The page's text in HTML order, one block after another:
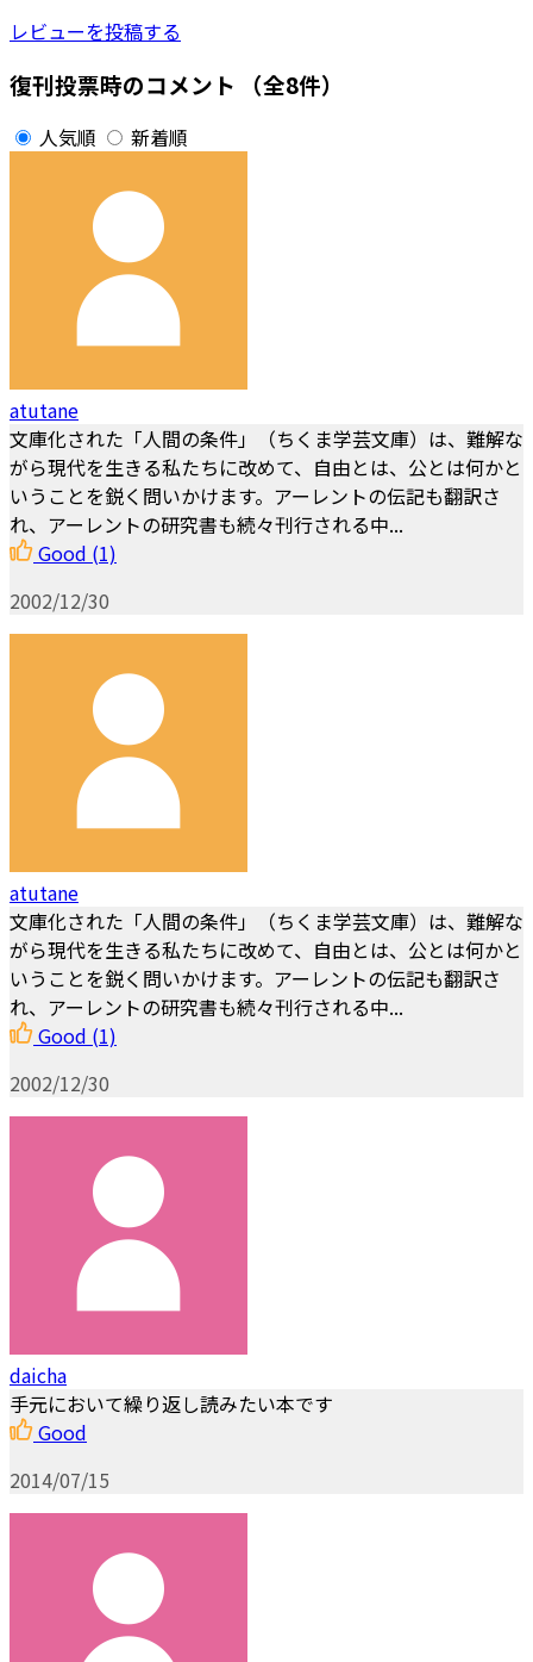
レビューを投稿する
復刊投票時のコメント （全8件）
人気順 新着順
atutane
文庫化された「人間の条件」（ちくま学芸文庫）は、難解な
がら現代を生きる私たちに改めて、自由とは、公とは何かと
いうことを鋭く問いかけます。アーレントの伝記も翻訳さ
れ、アーレントの研究書も続々刊行される中...
Good (1)
2002/12/30
atutane
文庫化された「人間の条件」（ちくま学芸文庫）は、難解な
がら現代を生きる私たちに改めて、自由とは、公とは何かと
いうことを鋭く問いかけます。アーレントの伝記も翻訳さ
れ、アーレントの研究書も続々刊行される中...
Good (1)
2002/12/30
daicha
手元において繰り返し読みたい本です
Good
2014/07/15